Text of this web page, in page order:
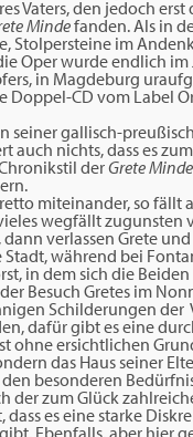
Vaters, den jedoch
Mindefanden. Als in
Stolpersteine im
Oper wurde endlich
in Magdeburg
Doppel-CD vom Label
seiner gallisch-
auch nichts, dass es
derGrete Minde
miteinander, so fällt
wegfällt
verlassen Grete
Stadt, während bei
in dem sich die
Besuch Gretes im
Schilderungen
dafür gibt es eine
ohne ersichtlichen
das Haus seiner
besonderen
der zum Glück
es eine starke
Ebenfalls, aber hier